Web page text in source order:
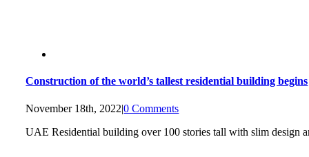
Construction of the world’s tallest residential building begins
November 18th, 2022|0 Comments
UAE Residential building over 100 stories tall with slim design